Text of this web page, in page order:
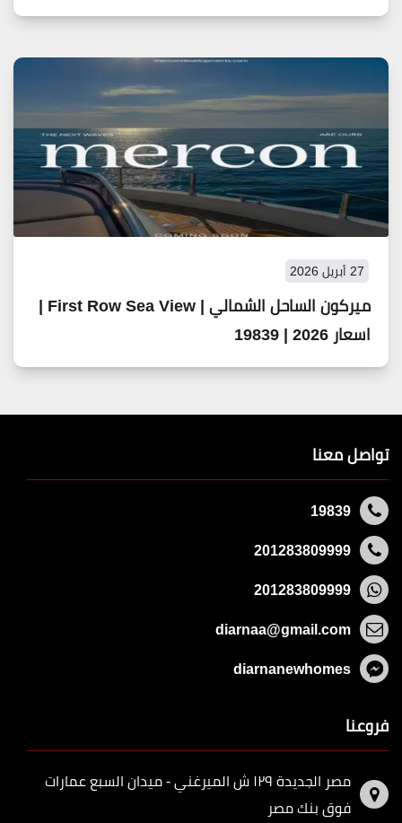
27 أبريل 2026
ميركون الساحل الشمالي | First Row Sea View |
اسعار 2026 | 19839
تواصل معنا
19839
201283809999
201283809999
diarnaa@gmail.com
diarnanewhomes
فروعنا
مصر الجديدة ١٢٩ ش الميرغني - ميدان السبع عمارات
فوق بنك مصر